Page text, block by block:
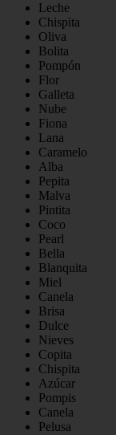
Leche
Chispita
Oliva
Bolita
Pompón
Flor
Galleta
Nube
Fiona
Lana
Caramelo
Alba
Pepita
Malva
Pintita
Coco
Pearl
Bella
Blanquita
Miel
Canela
Brisa
Dulce
Nieves
Copita
Chispita
Azúcar
Pompis
Canela
Pelusa